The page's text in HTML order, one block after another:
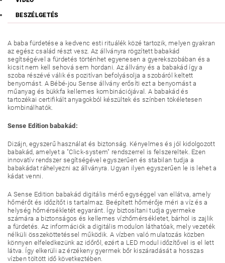
BESZÉLGETÉS
A baba fürdetése a kedvenc esti rituálék közé tartozik, melyen gyakran
az egész család részt vesz. Az állványra rögzített babakád
segítségével a fürdetés történhet egyenesen a gyerekszobában és a
kicsit nem kell sehová sem hordani. Az állvány és a babakád így a
szoba részévé válik és pozitívan befolyásolja a szobáról keltett
benyomást. A Bébé-jou Sense állvány erősíti ezt a benyomást a
műanyag és bükkfa kellemes kombinációjával. A babakád és
tartozékai certifikált anyagokból készültek és színben tökéletesen
kombinálhatók.
Sense Edition babakád:
Dizájn, egyszerű használat és biztonság. Kényelmes és jól kidolgozott
babakád, amelyet a "Click-system" rendszerrel is felszereltek. Ezen
innovatív rendszer segítségével egyszerűen és stabilan tudja a
babakádat ráhelyezni az állványra. Ugyan ilyen egyszerűen le is lehet a
kádat venni.
A Sense Edition babakád digitális mérő egységgel van ellátva, amely
hőmérőt és időzítőt is tartalmaz. Beépített hőmérője méri a víz és a
helység hőmérsékletét egyaránt. Így biztosítani tudja gyermeke
számára a biztonságos és kellemes vízhőmérsékletet, bárhol is zajlik
a fürdetés. Az információk a digitális modulon láthatóak, mely vezeték
nélküli összeköttetéssel működik. A vízben való mulatozás közben
könnyen elfeledkezünk az időről, ezért a LED modul időzítővel is el lett
látva. Így elkerüli az érzékeny gyermek bőr kiszáradását a hosszas
vízben töltött idő következtében.